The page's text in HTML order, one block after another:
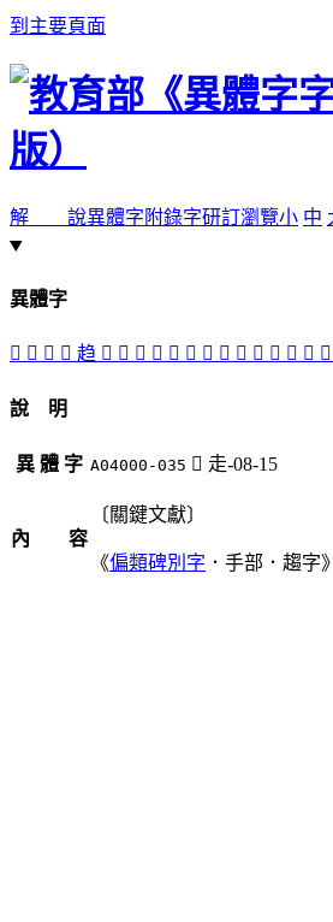
到主要頁面
解 說異體字 附錄字研訂瀏覽小 中
異體字
󵲑 󵲘 󵲉 󵲋 趋 󵲗 󵲈 𧻫 趍 󵲇 󵲓 󵲐 𧻬 󵲎 󵲏 󵲕 𧼜 󵲒 󵲌
說 明
異 體 字 A04000-035 󵲔 走-08-15
內 容
〔關鍵文獻〕
《偏類碑別字 ．手部．趨字